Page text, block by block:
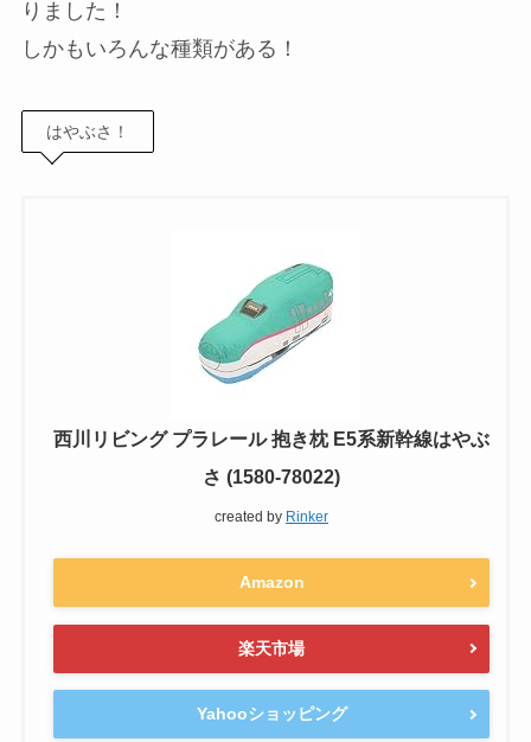
りました！
しかもいろんな種類がある！
はやぶさ！
西川リビング プラレール 抱き枕 E5系新幹線はやぶ
さ (1580-78022)
created by Rinker
Amazon
楽天市場
Yahooショッピング